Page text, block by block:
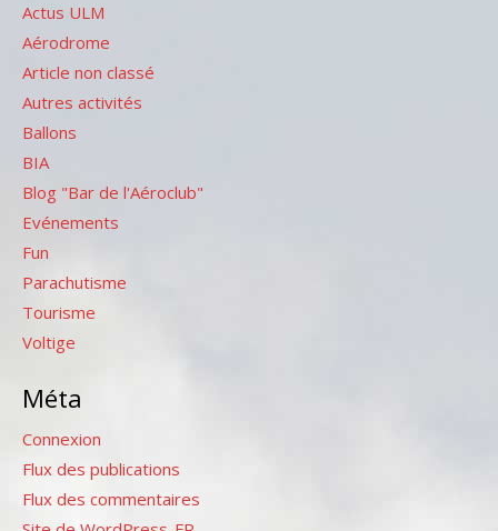
Actus ULM
Aérodrome
Article non classé
Autres activités
Ballons
BIA
Blog "Bar de l'Aéroclub"
Evénements
Fun
Parachutisme
Tourisme
Voltige
Méta
Connexion
Flux des publications
Flux des commentaires